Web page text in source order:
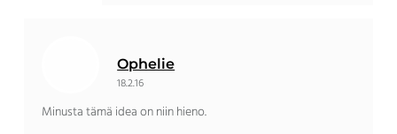
Ophelie
18.2.16
Minusta tämä idea on niin hieno.